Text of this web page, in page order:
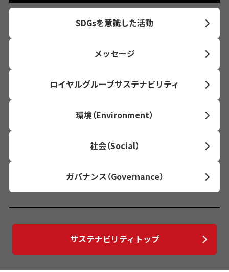
SDGsを意識した活動
メッセージ
ロイヤルグループサステナビリティ
環境（Environment）
社会（Social）
ガバナンス（Governance）
サステナビリティトップ